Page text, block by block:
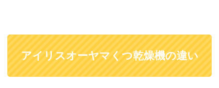
アイリスオーヤマくつ乾燥機の違い